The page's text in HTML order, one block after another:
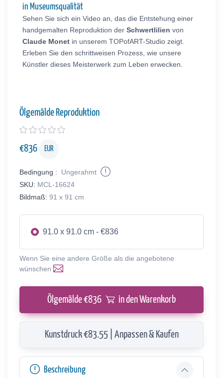
in Museumsqualität
Sehen Sie sich ein Video an, das die Entstehung einer
handgemalten Reproduktion der Schwertlilien von
Claude Monetin unserem TOPofART-Studio zeigt.
Erleben Sie den schrittweisen Prozess, wie unsere
Künstler dieses Meisterwerk zum Leben erwecken.
Ölgemälde Reproduktion
€836 EUR
Bedingung :
Ungerahmt
SKU: MCL-16624
Bildmaß: 91 x 91 cm
91.0 x 91.0 cm - €836
Wenn Sie eine andere Größe als die angebotene
wünschen
Ölgemälde €836 in den Warenkorb
Kunstdruck €83.55 | Anpassen & Kaufen
Beschreibung